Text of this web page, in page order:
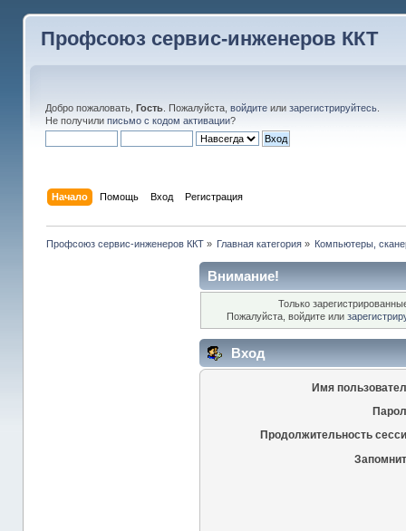
Профсоюз сервис-инженеров ККТ
Добро пожаловать, Гость. Пожалуйста, войдитеили зарегистрируйтесь.
Не получили письмо с кодом активации?
Начало Помощь Вход Регистрация
Профсоюз сервис-инженеров ККТ» Главная категория » Компьютеры,
Внимание!
Только
Пожалуйста, войдите или
Вход
Имя
Продолжительность